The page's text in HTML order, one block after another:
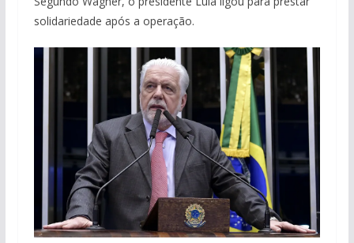
solidariedade após a operação.